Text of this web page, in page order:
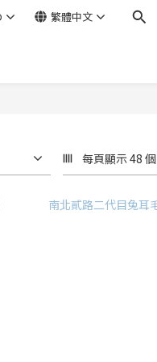
繁體中文
每頁顯示 48 個